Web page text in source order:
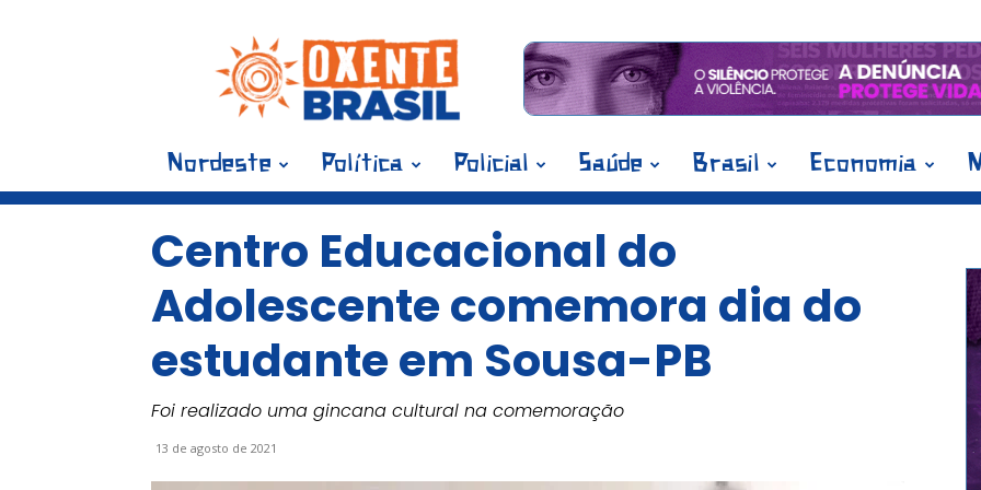
Blog
Oxente
Brasil
Nordeste Política Policial Saúde Brasil Economia
Centro Educacional do
Adolescente comemora dia do
estudante em Sousa-PB
Foi realizado uma gincana cultural na comemoração
13 de agosto de 2021